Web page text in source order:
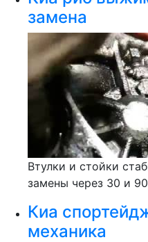
замена
Втулки и стойки
замены через 30 и
Киа
механика